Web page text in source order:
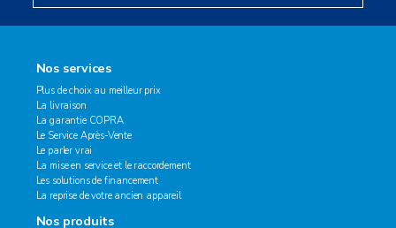
Nos services
Plus de choix au meilleur prix
La livraison
La garantie COPRA
Le Service Après-Vente
Le parler vrai
La mise en service et le raccordement
Les solutions de financement
La reprise de votre ancien appareil
Nos produits